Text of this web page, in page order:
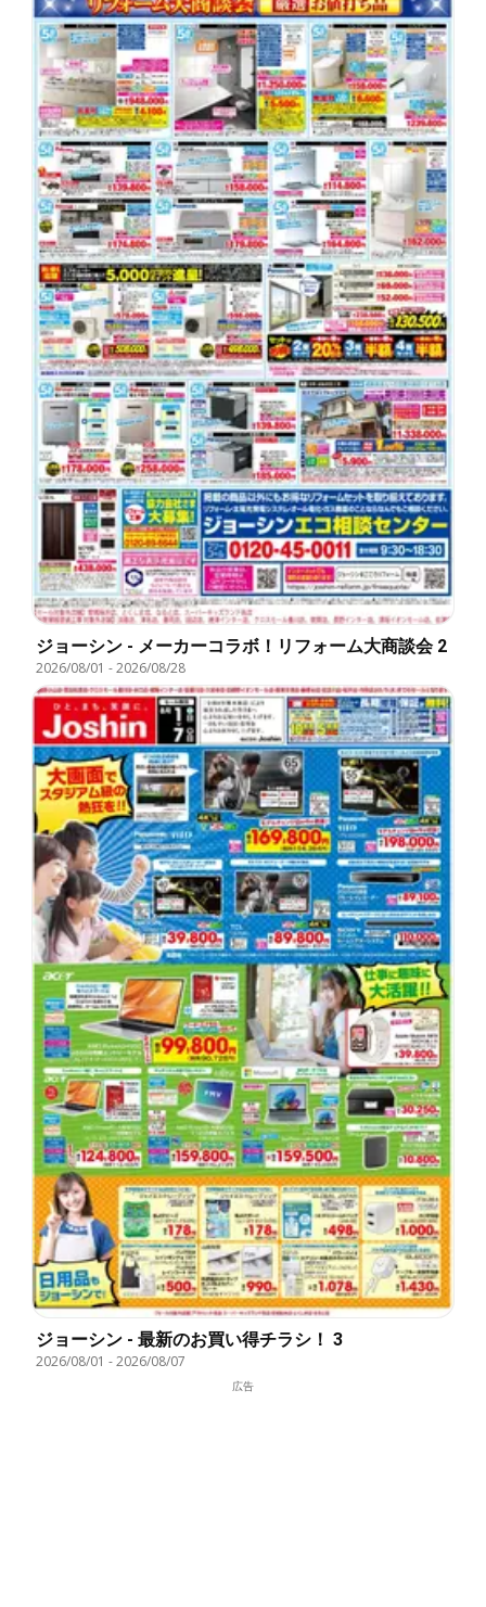
ジョーシン - メーカーコラボ！リフォーム大商談会 2
2026/08/01 -2026/08/28
ジョーシン - 最新のお買い得チラシ！ 3
2026/08/01 -2026/08/07
広告